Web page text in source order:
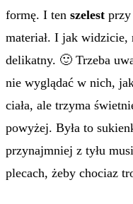
formę. I ten szelest
materiał. I jak widzicie,
delikatny. 🙂 Trzeba
nie wyglądać w nich,
ciała, ale trzyma
powyżej. Była to
przynajmniej z tyłu
plecach, żeby chociaz